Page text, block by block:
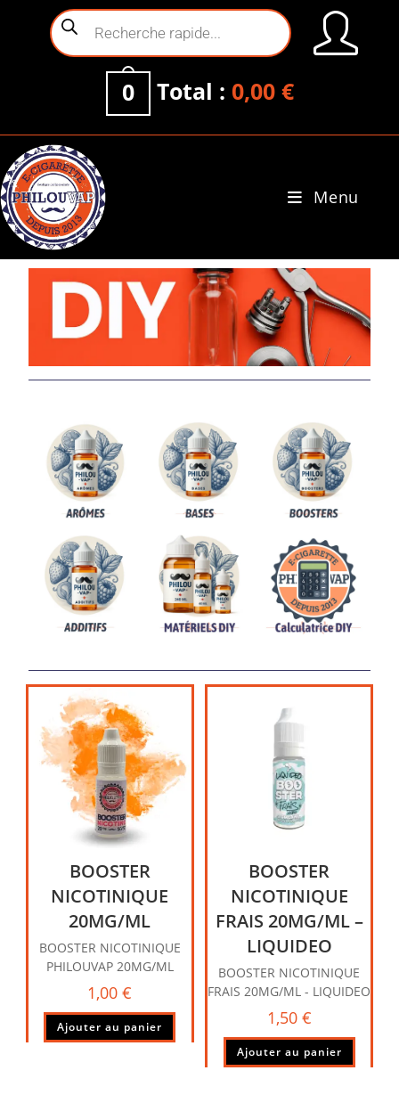
0 Total : 0,00 €
Menu
BOOSTER
NICOTINIQUE
20MG/ML
BOOSTER NICOTINIQUE
PHILOUVAP 20MG/ML
1,00€
Ajouter au panier
BOOSTER
NICOTINIQUE
FRAIS 20MG/ML –
LIQUIDEO
BOOSTER NICOTINIQUE
FRAIS 20MG/ML - LIQUIDEO
1,50 €
Ajouter au panier